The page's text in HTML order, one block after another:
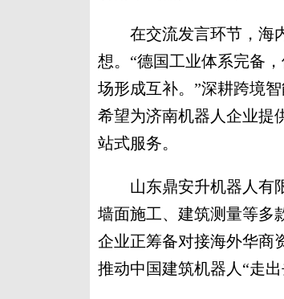
在交流发言环节，海内
想。“德国工业体系完备
场形成互补。”深耕跨境
希望为济南机器人企业提
站式服务。
山东鼎安升机器人有限
墙面施工、建筑测量等多
企业正筹备对接海外华商
推动中国建筑机器人“走